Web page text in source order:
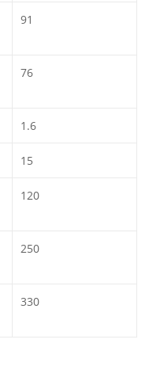
91
76
1.6
15
120
250
330